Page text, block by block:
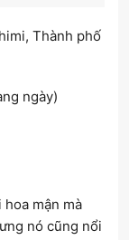
Thành phố
ngày)
mận mà
nó cũng nổi